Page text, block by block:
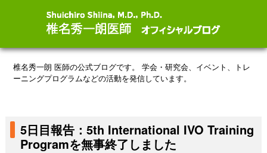
椎名秀一朗 医師の公式ブログです。
学会・研究会、イベント、トレ
ーニングプログラムなどの活動を発信しています。
5日目報告：5th International IVO Training
Programを無事終了しました